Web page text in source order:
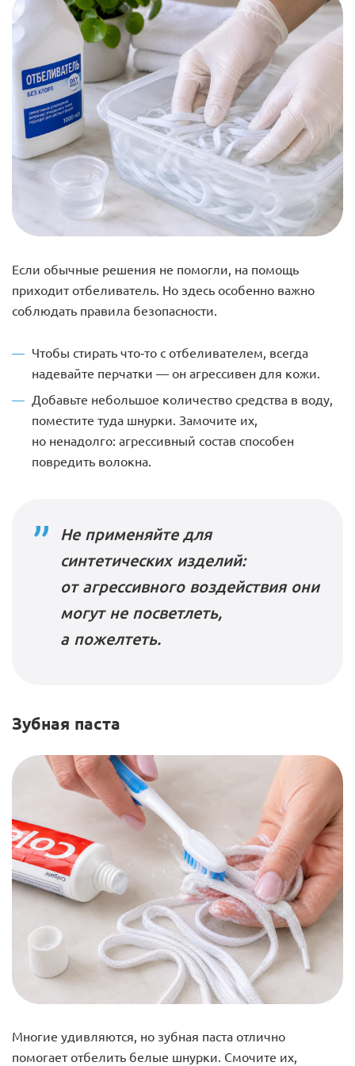
Если обычные решения не помогли, на помощь
приходит отбеливатель. Но здесь особенно важно
соблюдать правила безопасности.
Чтобы стирать что-то с отбеливателем, всегда
надевайте перчатки — он агрессивен для кожи.
Добавьте небольшое количество средства в воду,
поместите туда шнурки. Замочите их,
но ненадолго: агрессивный состав способен
повредить волокна.
Не применяйте для
синтетических изделий:
от агрессивного воздействия они
могут не посветлеть,
а пожелтеть.
Зубная паста
Многие удивляются, но зубная паста отлично
помогает отбелить белые шнурки. Смочите их,